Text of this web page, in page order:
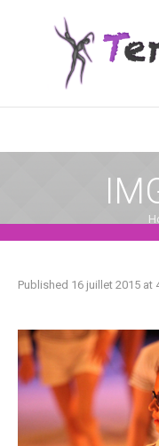
Published 16 juillet 2015 at